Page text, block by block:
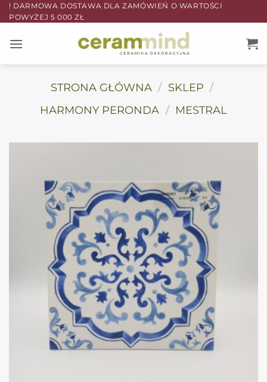
Przewiń
do
! DARMOWA DOSTAWA DLA ZAMÓWIEŃ O WARTOŚCI
POWYŻEJ 5 000 ZŁ
STRONA GŁÓWNA / SKLEP /
HARMONY PERONDA / MESTRAL